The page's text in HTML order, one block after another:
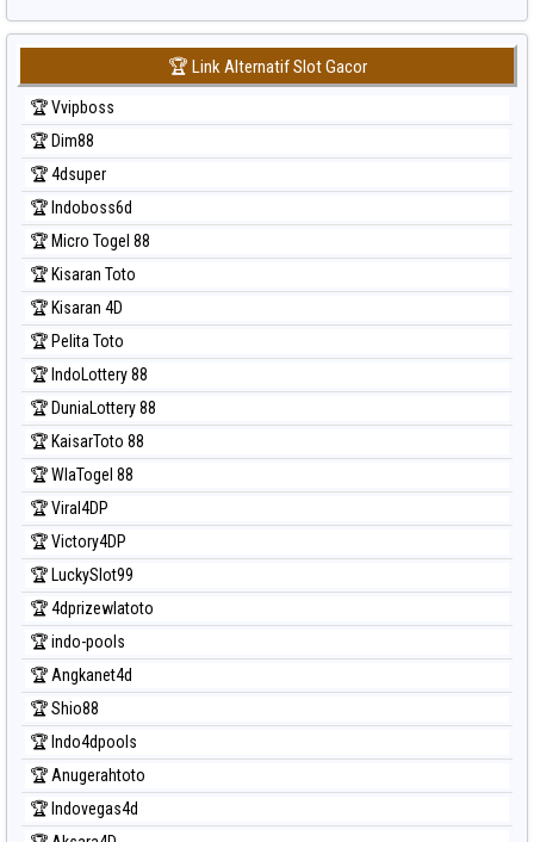
🏆 Link Alternatif Slot Gacor
🏆 Vvipboss
🏆 Dim88
🏆 4dsuper
🏆 Indoboss6d
🏆 Micro Togel 88
🏆 Kisaran Toto
🏆 Kisaran 4D
🏆 Pelita Toto
🏆 IndoLottery 88
🏆 DuniaLottery 88
🏆 KaisarToto 88
🏆 WlaTogel 88
🏆 Viral4DP
🏆 Victory4DP
🏆 LuckySlot99
🏆 4dprizewlatoto
🏆 indo-pools
🏆 Angkanet4d
🏆 Shio88
🏆 Indo4dpools
🏆 Anugerahtoto
🏆 Indovegas4d